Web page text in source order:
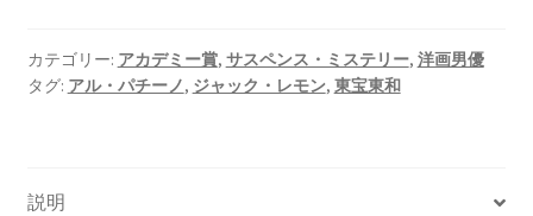
カテゴリー: アカデミー賞, サスペンス・ミステリー, 洋画男優
タグ: アル・パチーノ, ジャック・レモン, 東宝東和
説明